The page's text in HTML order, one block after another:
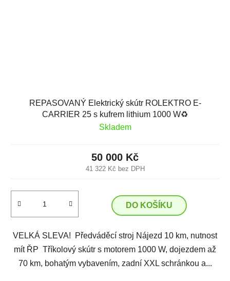
REPASOVANÝ Elektrický skútr ROLEKTRO E-
CARRIER 25 s kufrem lithium 1000 W♻️
Skladem
41 322 Kč bez DPH
50 000 Kč
DO KOŠÍKU
VELKÁ SLEVA! Předváděcí stroj Nájezd 10 km, nutnost
mít ŘP Tříkolový skútr s motorem 1000 W, dojezdem až
70 km, bohatým vybavením, zadní XXL schránkou a...